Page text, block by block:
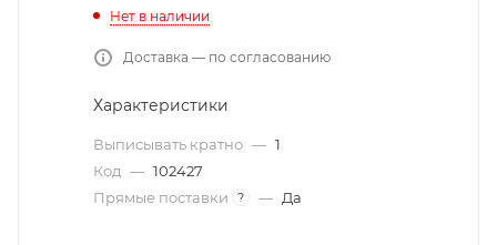
Нет в наличии
Доставка — по согласованию
Характеристики
Выписывать кратно — 1
Код — 102427
Прямые поставки
? — Да